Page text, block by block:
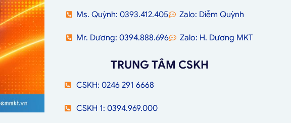
Ms. Quỳnh: 0393.412.405 Zalo: Diễm Quỳnh
Mr. Dương: 0394.888.696 Zalo: H. Dương MKT
TRUNG TÂM CSKH
CSKH: 0246 291 6668
CSKH 1: 0394.969.000